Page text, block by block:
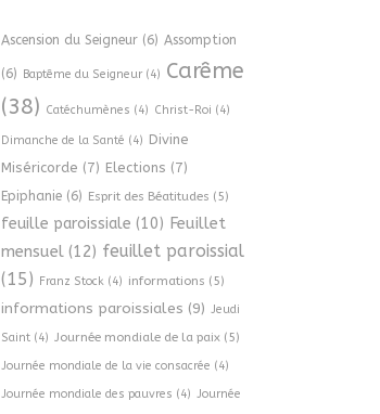
Ascension du Seigneur(6) Assomption
(6) Baptême du Seigneur(4) Carême
(38) Catéchumènes (4) Christ-Roi (4)
Dimanche de la Santé (4) Divine
Miséricorde (7) Elections (7)
Epiphanie(6) Esprit des Béatitudes (5)
feuille paroissiale (10) Feuillet
mensuel(12) feuillet paroissial
(15) Franz Stock(4) informations (5)
informations paroissiales (9) Jeudi
Saint(4) Journée mondiale de la paix(5)
Journée mondiale de la vie consacrée (4)
Journée mondiale des pauvres (4) Journée